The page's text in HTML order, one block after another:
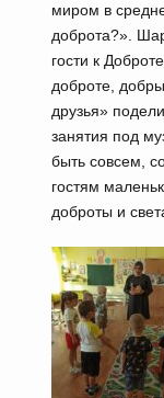
миром в
доброта?».
гости к
доброте,
друзья»
занятия под
быть совсем,
гостям
доброты и